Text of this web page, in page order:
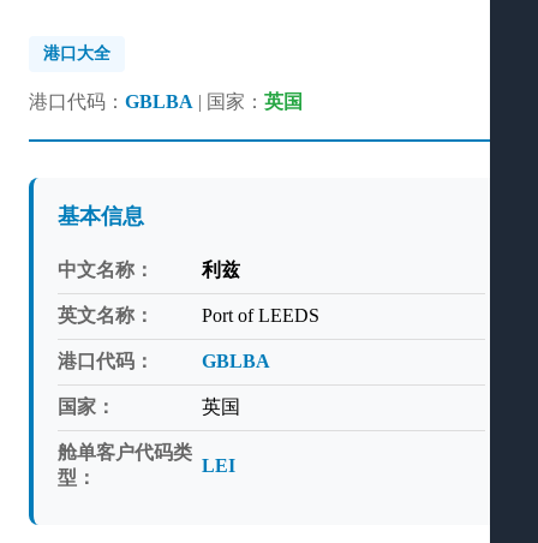
港口大全
港口代码： GBLBA | 国家： 英国
基本信息
中文名称： 利兹
英文名称： Port of LEEDS
港口代码： GBLBA
国家： 英国
舱单客户代码类
型：
LEI